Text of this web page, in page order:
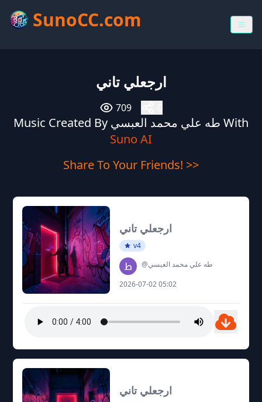
SunoCC.com
ارجعلي تاني
709
Music Created By طه علي محمد العبسي With
Suno AI
Share To Your Friends! >>
ارجعلي تاني
v4
@طه علي محمد العبسي
2026-07-02 05:02
ارجعلي تاني